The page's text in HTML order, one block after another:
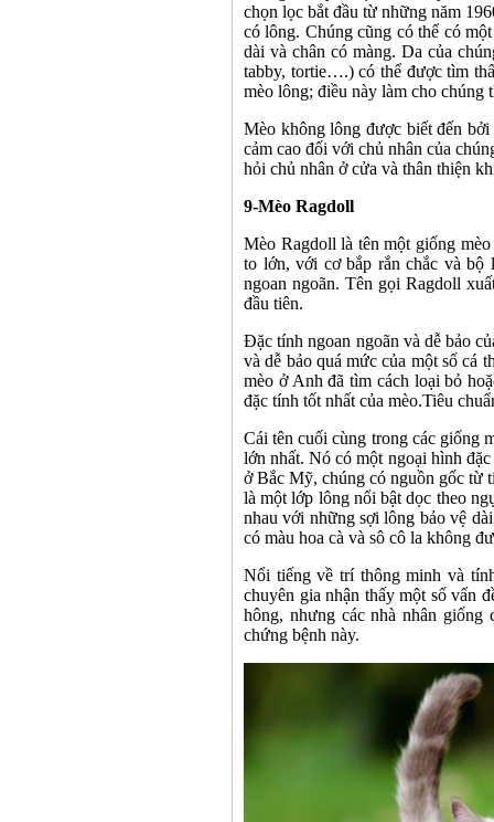
chọn lọc bắt đầu từ những năm
có lông. Chúng cũng có thể có
dài và chân có màng. Da của
tabby, tortie….) có thể được tìm
mèo lông; điều này làm cho
Mèo không lông được biết đến
cảm cao đối với chủ nhân của
hỏi chủ nhân ở cửa và thân thiện
9-Mèo Ragdoll
Mèo Ragdoll là tên một giống
to lớn, với cơ bắp rắn chắc và bộ
ngoan ngoãn. Tên gọi Ragdoll
đầu tiên.
Đặc tính ngoan ngoãn và dễ bảo
và dễ bảo quá mức của một số cá
mèo ở Anh đã tìm cách loại bỏ
đặc tính tốt nhất của mèo.Tiêu
Cái tên cuối cùng trong các giống
lớn nhất. Nó có một ngoại hình
ở Bắc Mỹ, chúng có nguồn gốc từ
là một lớp lông nổi bật dọc theo
nhau với những sợi lông bảo vệ
có màu hoa cà và sô cô la không
Nổi tiếng về trí thông minh và
chuyên gia nhận thấy một số vấn
hông, nhưng các nhà nhân giống
chứng bệnh này.